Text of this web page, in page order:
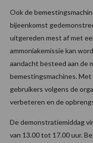
Ook de
bijeenkomst
uitgereden mest af met
ammoniakemissie kan
aandacht besteed aan de
bemestingsmachines.
gebruikers volgens de
verbeteren en de
De demonstratiemiddag
van 13.00 tot 17.00 uur.